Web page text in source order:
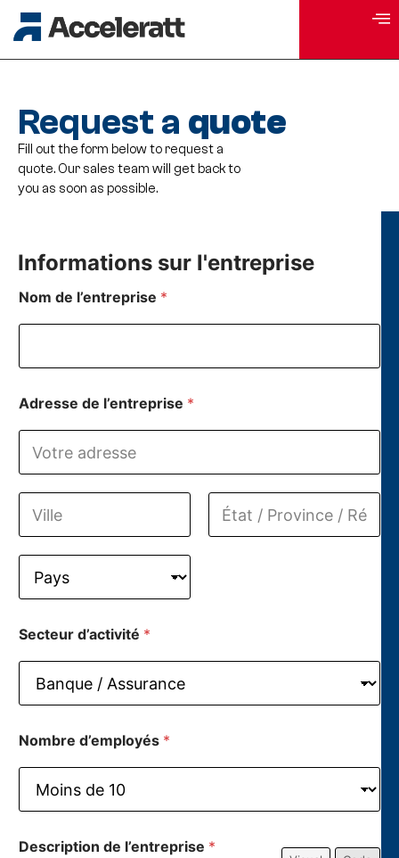
Request a quote
Fill out the form below to request a
quote. Our sales team will get back to
you as soon as possible.
Informations sur l'entreprise
Nom de l’entreprise *
Adresse de l’entreprise *
1
Secteur d’activité *
Nombre d’employés *
Description de l’entreprise *